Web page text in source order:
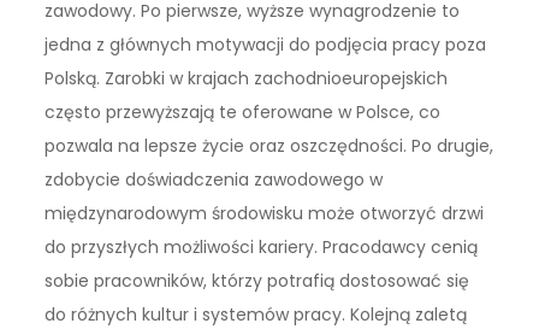
zawodowy. Po pierwsze, wyższe wynagrodzenie to
jedna z głównych motywacji do podjęcia pracy poza
Polską. Zarobki w krajach zachodnioeuropejskich
często przewyższają te oferowane w Polsce, co
pozwala na lepsze życie oraz oszczędności. Po drugie,
zdobycie doświadczenia zawodowego w
międzynarodowym środowisku może otworzyć drzwi
do przyszłych możliwości kariery. Pracodawcy cenią
sobie pracowników, którzy potrafią dostosować się
do różnych kultur i systemów pracy. Kolejną zaletą